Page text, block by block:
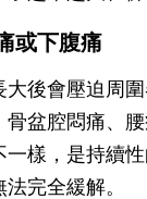
或下腹痛
大後會壓迫周
骨盆腔悶痛、
樣，是持續性
完全緩解。